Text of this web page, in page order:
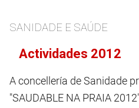
SANIDADE E SAÚDE
Actividades 2012
A concellería de Sanidade
"SAUDABLE NA PRAIA